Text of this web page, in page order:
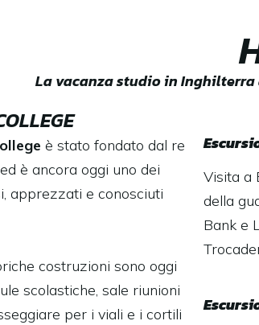
La vacanza studio in Inghilterra
è stato fondato dal re
è ancora oggi uno dei
apprezzati e conosciuti
costruzioni sono oggi
scolastiche, sale riunioni
per i viali e i cortili
Visita a
della
Bank e